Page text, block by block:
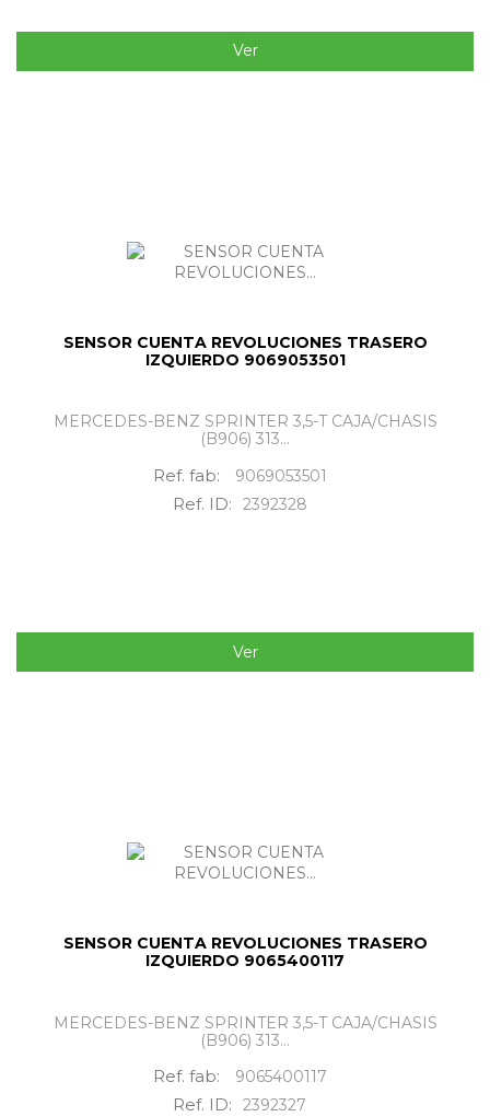
Ver
SENSOR CUENTA REVOLUCIONES TRASERO
IZQUIERDO 9069053501
MERCEDES-BENZ SPRINTER 3,5-T CAJA/CHASIS
(B906) 313...
Ref. fab: 9069053501
Ref. ID: 2392328
Ver
SENSOR CUENTA REVOLUCIONES TRASERO
IZQUIERDO 9065400117
MERCEDES-BENZ SPRINTER 3,5-T CAJA/CHASIS
(B906) 313...
Ref. fab: 9065400117
Ref. ID: 2392327